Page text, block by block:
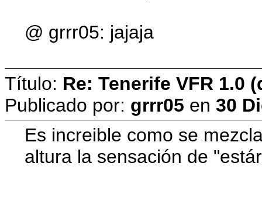
@ grrr05: jajaja
Título: Re: Tenerife VFR 1.0
Publicado por: grrr05 en 30
Es increible como se
altura la sensación de